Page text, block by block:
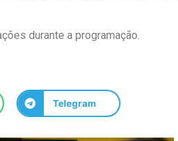
durante a programação.
Telegram